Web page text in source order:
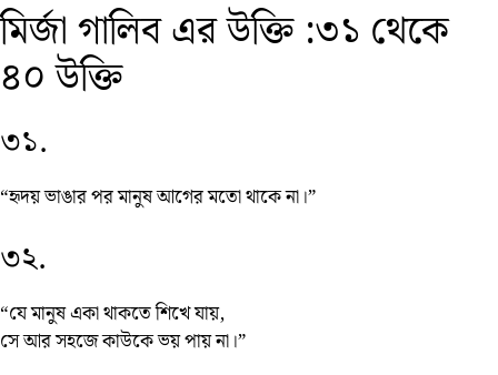
মির্জা গালিব এর উক্তি :৩১ থেকে
৪০ উক্তি
৩১.
“হৃদয় ভাঙার পর মানুষ আগের মতো থাকে না।”
৩২.
“যে মানুষ একা থাকতে শিখে যায়,
সে আর সহজে কাউকে ভয় পায় না।”